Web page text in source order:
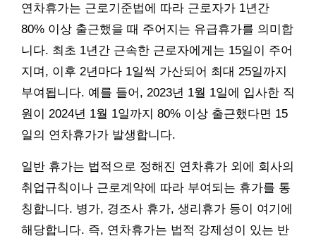
연차휴가는 근로기준법에 따라 근로자가 1년간
80% 이상 출근했을 때 주어지는 유급휴가를 의미합
니다. 최초 1년간 근속한 근로자에게는 15일이 주어
지며, 이후 2년마다 1일씩 가산되어 최대 25일까지
부여됩니다. 예를 들어, 2023년 1월 1일에 입사한 직
원이 2024년 1월 1일까지 80% 이상 출근했다면 15
일의 연차휴가가 발생합니다.
일반 휴가는 법적으로 정해진 연차휴가 외에 회사의
취업규칙이나 근로계약에 따라 부여되는 휴가를 통
칭합니다. 병가, 경조사 휴가, 생리휴가 등이 여기에
해당합니다. 즉, 연차휴가는 법적 강제성이 있는 반